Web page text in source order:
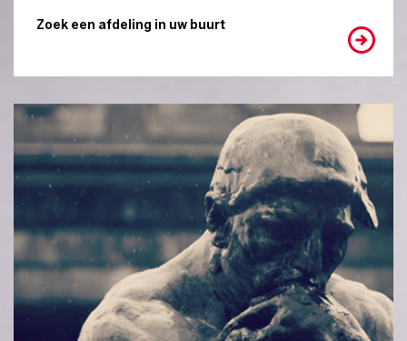
Zoek een afdeling in uw buurt